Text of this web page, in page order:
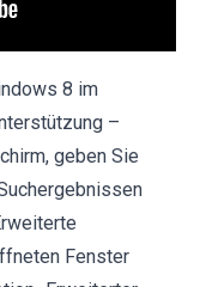
8 im
–
geben Sie
Fenster